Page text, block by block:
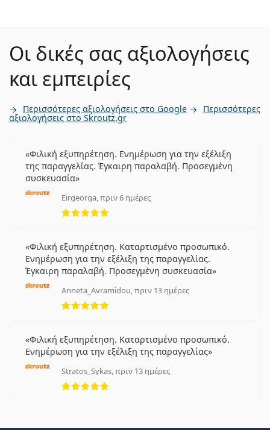
Οι δικές σας αξιολογήσεις
και εμπειρίες
Περισσότερες αξιολογήσεις στο Google Περισσότερες
αξιολογήσεις στο Skroutz.gr
Φιλική εξυπηρέτηση. Ενημέρωση για την εξέλιξη
της παραγγελίας. Έγκαιρη παραλαβή. Προσεγμένη
συσκευασία
Eirgeorga, πριν 6 ημέρες
5 αξιολογήσεις από 5
Φιλική εξυπηρέτηση. Καταρτισμένο προσωπικό.
Ενημέρωση για την εξέλιξη της παραγγελίας.
Έγκαιρη παραλαβή. Προσεγμένη συσκευασία
Anneta_Avramidou, πριν 13 ημέρες
5 αξιολογήσεις από 5
Φιλική εξυπηρέτηση. Καταρτισμένο προσωπικό.
Ενημέρωση για την εξέλιξη της παραγγελίας
Stratos_Sykas, πριν 13 ημέρες
5 αξιολογήσεις από 5